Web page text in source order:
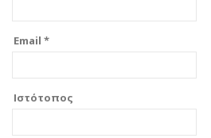
Email *
Ιστότοπος